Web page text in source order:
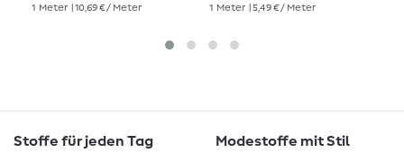
1 Meter | 10,69 € / Meter 1 Meter | 5,49 € / Meter
Stoffe für jeden Tag Modestoffe mit Stil